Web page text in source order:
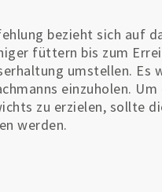
bezieht sich auf
füttern bis zum
umstellen. Es
einzuholen.
zu erzielen, sollte
werden.